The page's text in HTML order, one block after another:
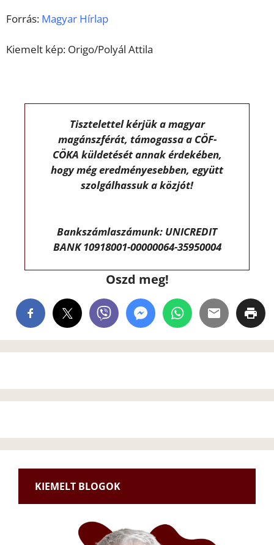
Forrás: Magyar Hírlap
Kiemelt kép: Origo/Polyál Attila
Tisztelettel kérjük a magyar
magánszférát, támogassa a CÖF-
CÖKA küldetését annak érdekében,
hogy még eredményesebben, együtt
szolgálhassuk a közjót!
Bankszámlaszámunk: UNICREDIT
BANK 10918001-00000064-35950004
Oszd meg!
KIEMELT BLOGOK